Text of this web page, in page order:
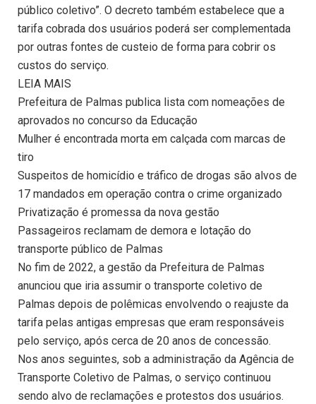
público coletivo”. O decreto também estabelece que a
tarifa cobrada dos usuários poderá ser complementada
por outras fontes de custeio de forma para cobrir os
custos do serviço.
LEIA MAIS
Prefeitura de Palmas publica lista com nomeações de
aprovados no concurso da Educação
Mulher é encontrada morta em calçada com marcas de
tiro
Suspeitos de homicídio e tráfico de drogas são alvos de
17 mandados em operação contra o crime organizado
Privatização é promessa da nova gestão
Passageiros reclamam de demora e lotação do
transporte público de Palmas
No fim de 2022, a gestão da Prefeitura de Palmas
anunciou que iria assumir o transporte coletivo de
Palmas depois de polêmicas envolvendo o reajuste da
tarifa pelas antigas empresas que eram responsáveis
pelo serviço, após cerca de 20 anos de concessão.
Nos anos seguintes, sob a administração da Agência de
Transporte Coletivo de Palmas, o serviço continuou
sendo alvo de reclamações e protestos dos usuários.